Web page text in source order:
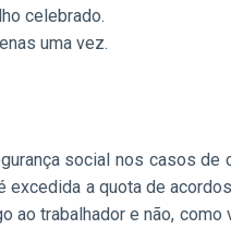
celebrado.
uma vez.
social nos casos de
a quota de
trabalhador e não, como